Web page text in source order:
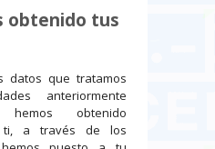
obtenido tus
datos que tratamos
anteriormente
obtenido
ti, a través de los